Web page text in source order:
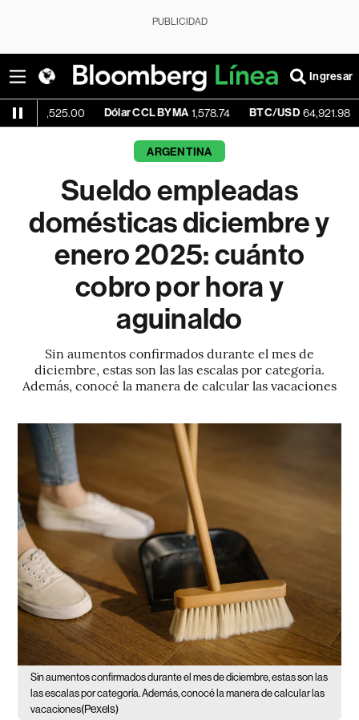
PUBLICIDAD
Ingresar
Dólar CCL BYMA 1,578.74 BTC/USD 64,921.98 -0.17%
ARGENTINA
Sueldo empleadas
domésticas diciembre y
enero 2025: cuánto
cobro por hora y
aguinaldo
Sin aumentos confirmados durante el mes de
diciembre, estas son las las escalas por categoría.
Además, conocé la manera de calcular las vacaciones
Sin aumentos confirmados durante el mes de diciembre, estas son las
las escalas por categoría. Además, conocé la manera de calcular las
vacaciones(Pexels)